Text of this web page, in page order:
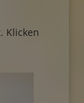
Klicken